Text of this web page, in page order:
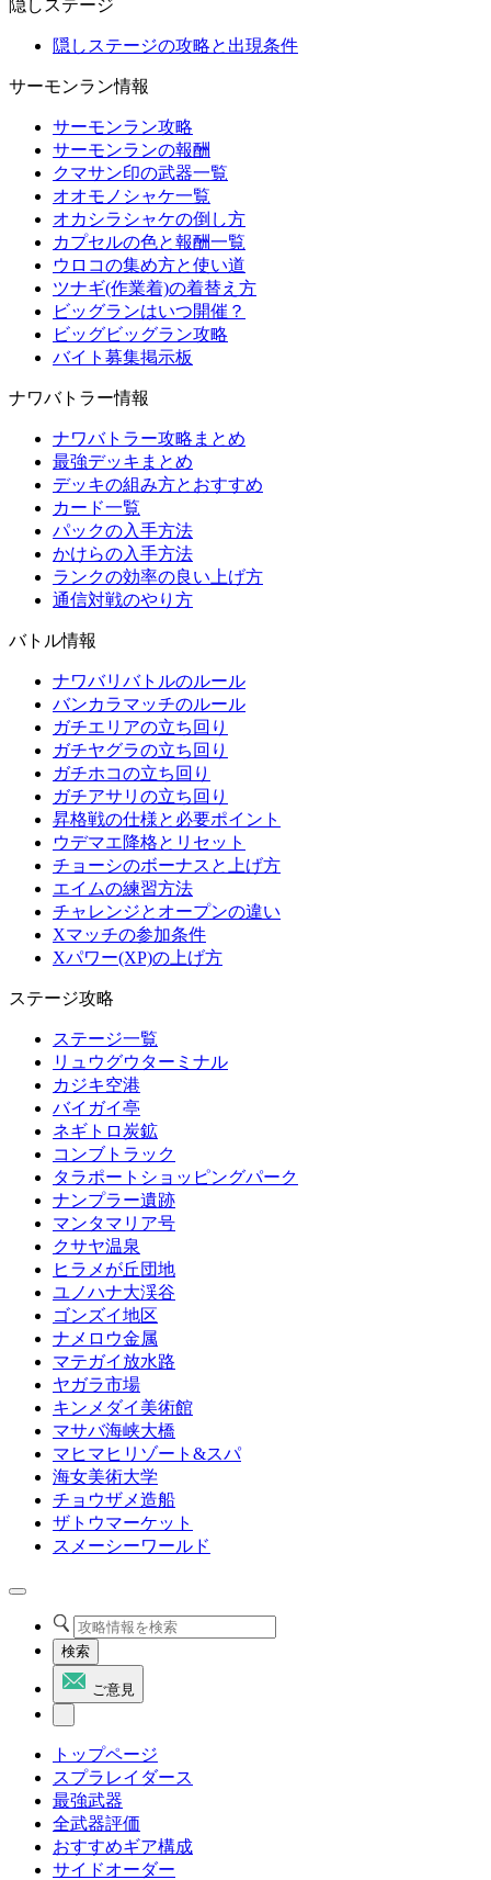
隠しステージ
隠しステージの攻略と出現条件
サーモンラン情報
サーモンラン攻略
サーモンランの報酬
クマサン印の武器一覧
オオモノシャケ一覧
オカシラシャケの倒し方
カプセルの色と報酬一覧
ウロコの集め方と使い道
ツナギ(作業着)の着替え方
ビッグランはいつ開催？
ビッグビッグラン攻略
バイト募集掲示板
ナワバトラー情報
ナワバトラー攻略まとめ
最強デッキまとめ
デッキの組み方とおすすめ
カード一覧
パックの入手方法
かけらの入手方法
ランクの効率の良い上げ方
通信対戦のやり方
バトル情報
ナワバリバトルのルール
バンカラマッチのルール
ガチエリアの立ち回り
ガチヤグラの立ち回り
ガチホコの立ち回り
ガチアサリの立ち回り
昇格戦の仕様と必要ポイント
ウデマエ降格とリセット
チョーシのボーナスと上げ方
エイムの練習方法
チャレンジとオープンの違い
Xマッチの参加条件
Xパワー(XP)の上げ方
ステージ攻略
ステージ一覧
リュウグウターミナル
カジキ空港
バイガイ亭
ネギトロ炭鉱
コンブトラック
タラポートショッピングパーク
ナンプラー遺跡
マンタマリア号
クサヤ温泉
ヒラメが丘団地
ユノハナ大渓谷
ゴンズイ地区
ナメロウ金属
マテガイ放水路
ヤガラ市場
キンメダイ美術館
マサバ海峡大橋
マヒマヒリゾート&スパ
海女美術大学
チョウザメ造船
ザトウマーケット
スメーシーワールド
検索
ご意見
トップページ
スプラレイダース
最強武器
全武器評価
おすすめギア構成
サイドオーダー